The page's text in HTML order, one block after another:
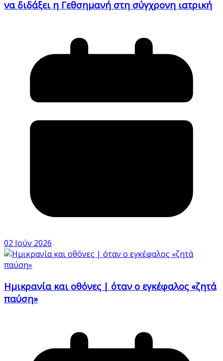
να διδάξει η Γεθσημανή στη σύγχρονη ιατρική
02 Ιούν 2026
Ημικρανία και οθόνες | όταν ο εγκέφαλος «ζητά
παύση»